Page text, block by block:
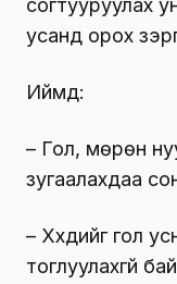
согтууруулах
усанд орох
Иймд:
– Гол, мөрөн
зугаалахдаа
– Хүүхдийг гол
тоглуулахгүй